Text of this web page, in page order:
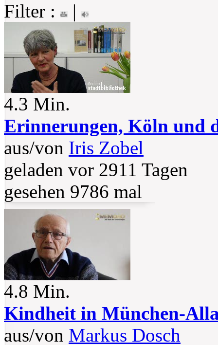
Filter :
|
4.3 Min.
Erinnerungen, Köln und
aus/von Iris Zobel
geladen vor 2911 Tagen
gesehen 9786 mal
4.8 Min.
Kindheit in München-
aus/von Markus Dosch